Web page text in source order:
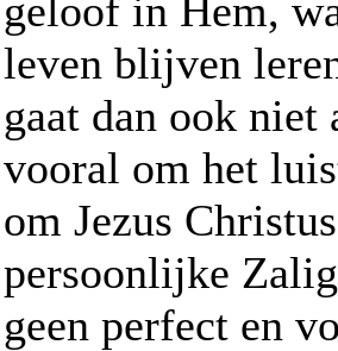
geloof in Hem,
leven blijven
gaat dan ook niet
vooral om het
om Jezus
persoonlijke
geen perfect en